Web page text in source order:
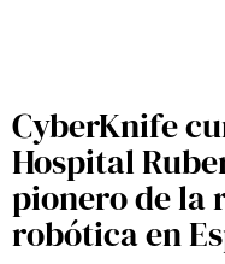
CyberKnife
Hospital
pionero de la
robótica en